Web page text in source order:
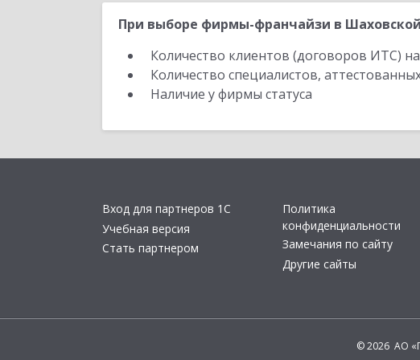
При выборе фирмы-франчайзи в
Количество клиентов (договоров ИТС)
Количество специалистов,
Наличие у фирмы статуса
Вход для партнеров 1С
Учебная версия
Стать партнером
Политика
конфиденциальности
Замечания по сайту
Другие сайты
© 2026 АО